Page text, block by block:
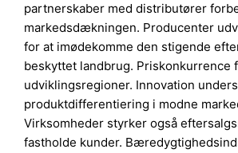
partnerskaber med distributører
markedsdækningen. Producenter
for at imødekomme den stigende
beskyttet landbrug.
udviklingsregioner. Innovation
produktdifferentiering i modne
Virksomheder styrker også
fastholde kunder.